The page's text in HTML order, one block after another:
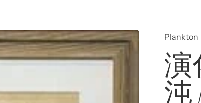
Plankton
演
沌